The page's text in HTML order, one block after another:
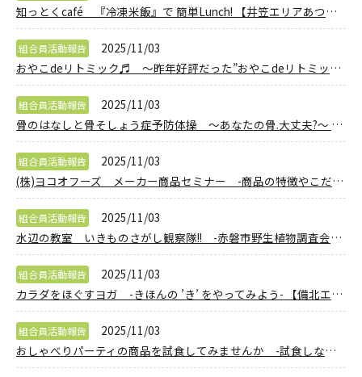
知っとくcafé 『冷凍米飯』で 簡単Lunch! 【井笠エリアあつまれなかまPJ】
組合員活動報告
2025/11/03
おやこdeリトミック♬ ～昨年好評だった”おやこdeリトミック”を今年も開催します♪～ 【岡山東エリアマミパピ委員会】
組合員活動報告
2025/11/03
骨のはなしと骨そしょう症予防体操 ～あなたの骨.大丈夫?～ 【岡山西エリアふくし委員会】
組合員活動報告
2025/11/03
(株)ヨコオフーズ メーカー商品セミナー -商品の特徴やこだわりを学び 皆さんで調理して 美味しさを実感しましょう- 【岡山東エリアCコレ商品学習実行委員会】
組合員活動報告
2025/11/03
水辺の教室 いきものさがし観察隊!! -赤磐市野生植物調査会から講師をお迎えして、水辺の生き物を一緒に観察しませんか?- 【岡山東エリア環境・考えるPJ 共催:岡山市・赤磐市】
組合員活動報告
2025/11/03
カラダをほぐすヨガ -きほんの ’き’ をやってみよう- 【備北エリアいき★いき委員会】
組合員活動報告
2025/11/03
おしゃべりパーティの商品を試食してみませんか -試食しながらおしゃべりしましょ♪- 【備北エリアパワーアップPJ】